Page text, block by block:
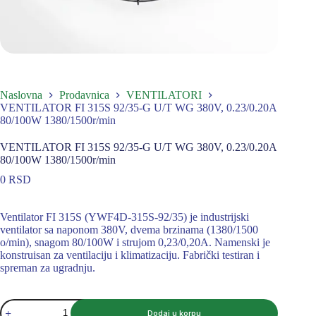
Naslovna Prodavnica
VENTILATORI
VENTILATOR FI 315S 92/35-G U/T WG 380V, 0.23/0.20A
80/100W 1380/1500r/min
VENTILATOR FI 315S 92/35-G U/T WG 380V, 0.23/0.20A
80/100W 1380/1500r/min
0 RSD
Ventilator FI 315S (YWF4D-315S-92/35) je industrijski
ventilator sa naponom 380V, dvema brzinama (1380/1500
o/min), snagom 80/100W i strujom 0,23/0,20A. Namenski je
konstruisan za ventilaciju i klimatizaciju. Fabrički testiran i
spreman za ugradnju.
VENTILATOR
Dodaj u korpu